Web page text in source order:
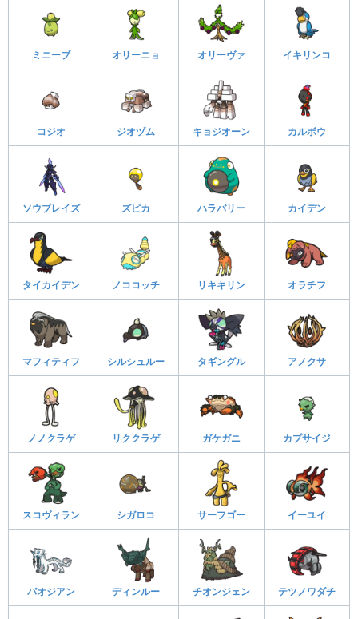
ミニーブ オリーニョ オリーヴァ イキリンコ
コジオ ジオヅム キョジオーン カルボウ
ソウブレイズ ズピカ ハラバリー カイデン
タイカイデン ノココッチ リキキリン オラチフ
マフィティフ シルシュルー タギングル アノクサ
ノノクラゲ リククラゲ ガケガニ カプサイジ
スコヴィラン シガロコ サーフゴー イーユイ
パオジアン ディンルー チオンジェン テツノワダチ